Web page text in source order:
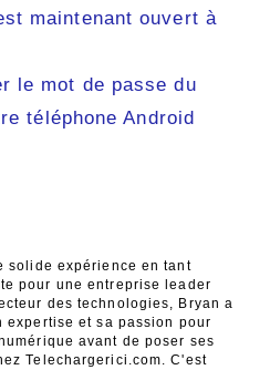
maintenant ouvert à
le mot de passe du
téléphone Android
solide expérience en tant
pour une entreprise leader
des technologies, Bryan a
expertise et sa passion pour
avant de poser ses
Telechargerici.com. C'est